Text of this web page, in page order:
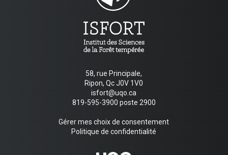
58, rue Principale,
Ripon, Qc J0V 1V0
isfort@uqo.ca
819-595-3900 poste 2900
Gérer mes choix de consentement
Politique de confidentialité